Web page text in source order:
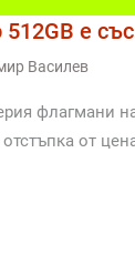
512GB е
Василев
флагмани
от